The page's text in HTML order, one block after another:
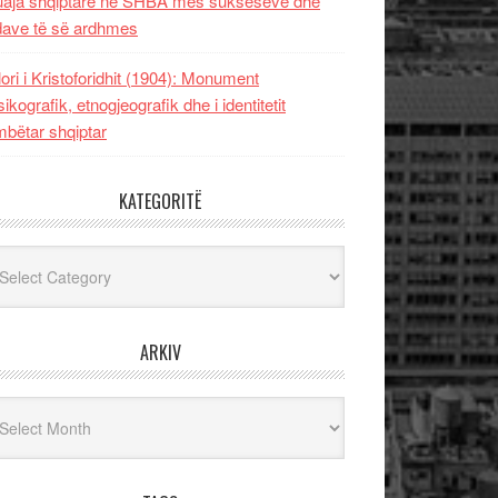
të së ardhmes
i Kristoforidhit (1904): Monument
etnogjeografik dhe i identitetit
shqiptar
KATEGORITË
ARKIV